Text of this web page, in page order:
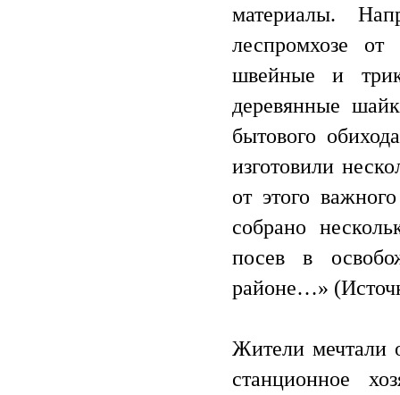
материалы.
леспромхозе
швейные и
деревянные
бытового
изготовили
от этого
собрано
посев в
районе…»
Жители мечтали
станционное